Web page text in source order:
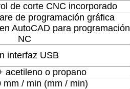
de corte CNC incorporado
de programación gráfica
AutoCAD para programación
NC
interfaz USB
acetileno o propano
mm / min (mm / min)